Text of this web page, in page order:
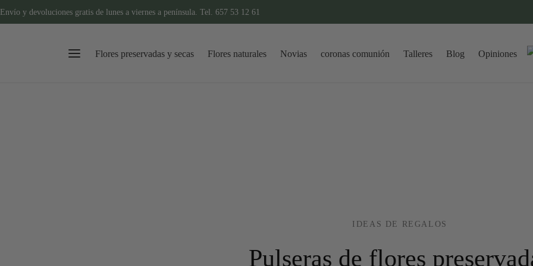
Envío y devoluciones gratis de lunes a viernes a península. Tel. 657 53 12 61
Flores preservadas y secas Flores naturales Novias coronas comunión Talleres Blog Opiniones
IDEAS DE REGALOS
Pulseras de flores